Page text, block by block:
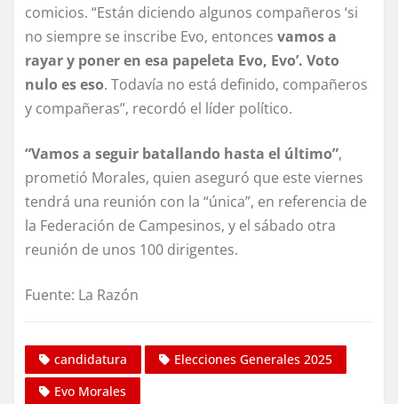
comicios. “Están diciendo algunos compañeros ‘si
no siempre se inscribe Evo, entonces vamos a
rayar y poner en esa papeleta Evo, Evo’. Voto
nulo es eso. Todavía no está definido, compañeros
y compañeras”, recordó el líder político.
“Vamos a seguir batallando hasta el último”,
prometió Morales, quien aseguró que este viernes
tendrá una reunión con la “única”, en referencia de
la Federación de Campesinos, y el sábado otra
reunión de unos 100 dirigentes.
Fuente: La Razón
candidatura
Elecciones Generales 2025
Evo Morales